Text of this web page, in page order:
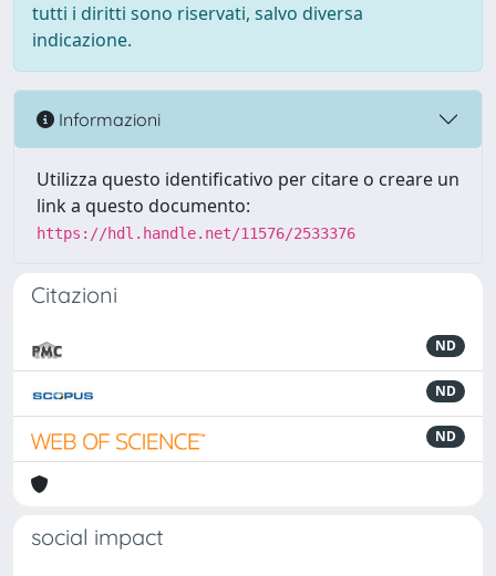
tutti i diritti sono riservati, salvo diversa
indicazione.
Informazioni
Utilizza questo identificativo per citare o creare un
link a questo documento:
https://hdl.handle.net/11576/2533376
Citazioni
ND
ND
ND
social impact